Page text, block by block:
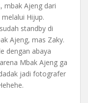
mbak Ajeng dari
Hijup.
standby di
Ajeng, mas Zaky.
dengan abaya
Mbak Ajeng ga
jadi fotografer